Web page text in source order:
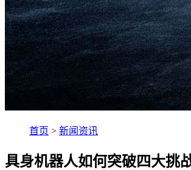
首页 > 新闻资讯
具身机器人如何突破四大挑